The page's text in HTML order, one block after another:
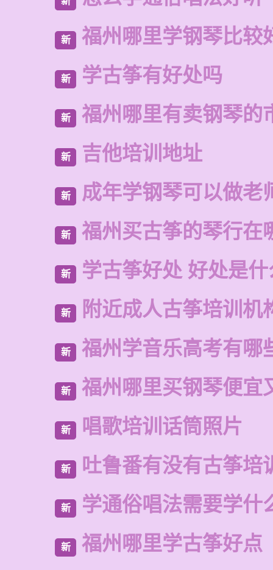
新 福州哪里学钢琴比较
新 学古筝有好处吗
新 福州哪里有卖钢琴的
新 吉他培训地址
新 成年学钢琴可以做老
新 福州买古筝的琴行在
新 学古筝好处 好处是什
新 附近成人古筝培训机
新 福州学音乐高考有哪
新 福州哪里买钢琴便宜
新 唱歌培训话筒照片
新 吐鲁番有没有古筝培
新 学通俗唱法需要学什
新 福州哪里学古筝好点